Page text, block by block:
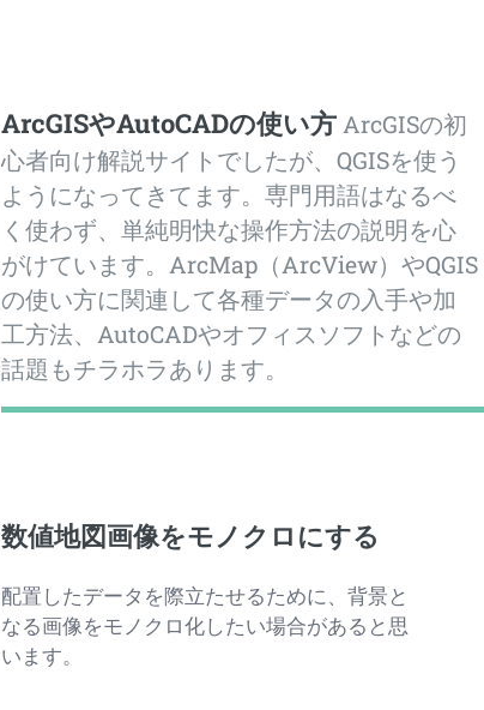
ArcGISやAutoCADの使い方 ArcGISの初
心者向け解説サイトでしたが、QGISを使う
ようになってきてます。専門用語はなるべ
く使わず、単純明快な操作方法の説明を心
がけています。ArcMap（ArcView）やQGIS
の使い方に関連して各種データの入手や加
工方法、AutoCADやオフィスソフトなどの
話題もチラホラあります。
数値地図画像をモノクロにする
配置したデータを際立たせるために、背景と
なる画像をモノクロ化したい場合があると思
います。